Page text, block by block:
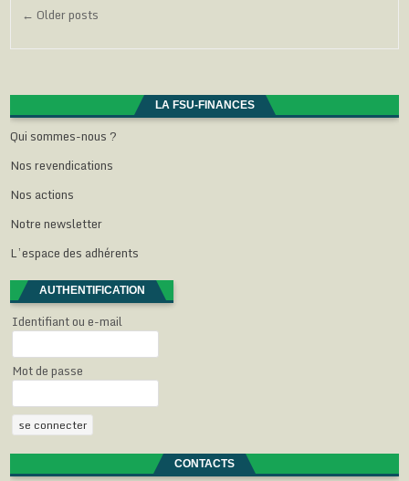
Navigation
des
← Older posts
LA FSU-FINANCES
Qui sommes-nous ?
Nos revendications
Nos actions
Notre newsletter
L’espace des adhérents
AUTHENTIFICATION
Identifiant ou e-mail
Mot de passe
CONTACTS